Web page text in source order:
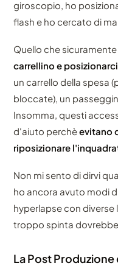
giroscopio, ho
flash e ho cercato di
Quello che
carrellino e
un carrello della spesa
bloccate), un
Insomma, questi
d'aiuto perchèevitano
riposizionare
Non mi sento di dirvi
ho ancora avuto modi
hyperlapse con
troppo spinta
La Post